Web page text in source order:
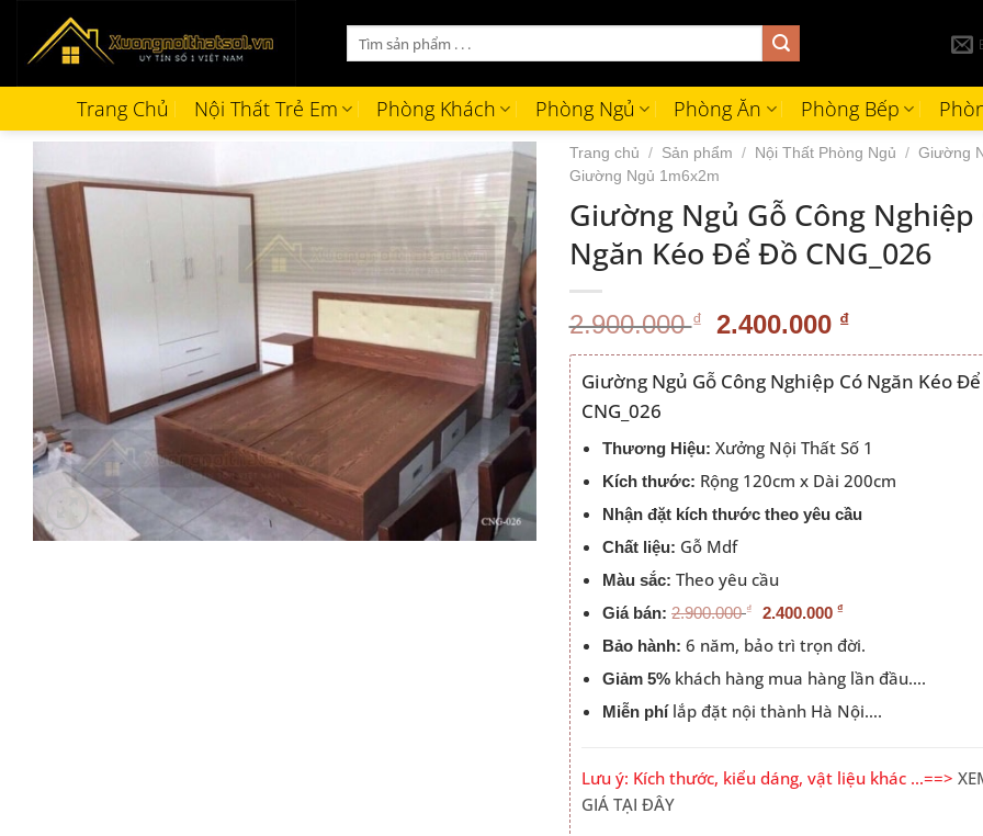
Tìm
kiếm:
Trang Chủ Nội Thất Trẻ Em Phòng Khách Phòng Ngủ Phòng Ăn Phòng Bếp
Trang chủ / Sản phẩm / Nội Thất Phòng Ngủ / Giường
Giường Ngủ 1m6x2m
Giường Ngủ Gỗ Công Nghiệp
Ngăn Kéo Để Đồ CNG_026
2.900.000₫ Giá
gốc
là:
2.900.000 ₫.
2.400.000 ₫Giá
hiện
tại
Giường Ngủ Gỗ Công Nghiệp Có Ngăn Kéo
CNG_026
Thương Hiệu: Xưởng Nội Thất Số 1
Kích thước: Rộng 120cm x Dài 200cm
Nhận đặt kích thước theo yêu cầu
Chất liệu: Gỗ Mdf
Màu sắc: Theo yêu cầu
Giá bán: 2.900.000 ₫ 2.400.000 ₫
Bảo hành: 6 năm, bảo trì trọn đời.
Giảm 5% khách hàng mua hàng lần đầu….
Miễn phílắp đặt nội thành Hà Nội….
Lưu ý: Kích thước, kiểu dáng, vật liệu khác …==>
GIÁ TẠI ĐÂY